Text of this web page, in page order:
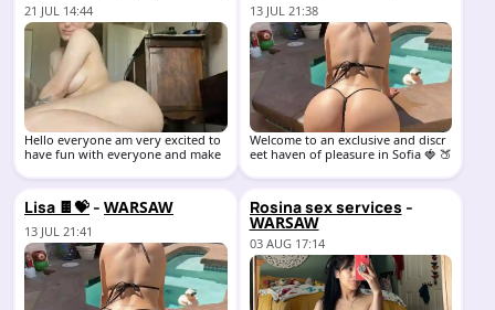
21 JUL 14:44
Hello everyone am very excited to
have fun with everyone and make
13 JUL 21:38
Welcome to an exclusive and discr
eet haven of pleasure in Sofia 🍓 🍑
Lisa 🍫💝 - WARSAW
13 JUL 21:41
Rosina sex services -
WARSAW
03 AUG 17:14